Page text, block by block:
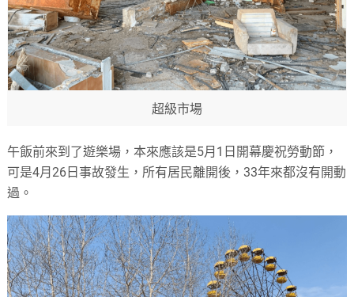
超級市場
午飯前來到了遊樂場，本來應該是5月1日開幕慶祝勞動節，
可是4月26日事故發生，所有居民離開後，33年來都沒有開動
過。